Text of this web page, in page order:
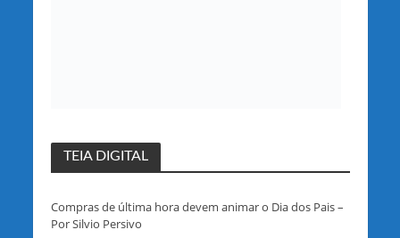
TEIA DIGITAL
Compras de última hora devem animar o Dia dos Pais –
Por Silvio Persivo